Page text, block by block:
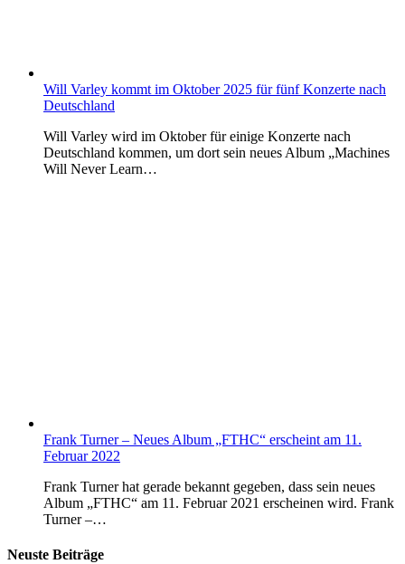
Will Varley kommt im Oktober 2025 für fünf Konzerte nach
Deutschland
Will Varley wird im Oktober für einige Konzerte nach
Deutschland kommen, um dort sein neues Album „Machines
Will Never Learn…
Frank Turner – Neues Album „FTHC“ erscheint am 11.
Februar 2022
Frank Turner hat gerade bekannt gegeben, dass sein neues
Album „FTHC“ am 11. Februar 2021 erscheinen wird. Frank
Turner –…
Neuste Beiträge